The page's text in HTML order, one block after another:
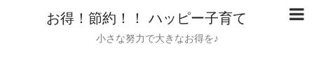
お得！節約！！ ハッピー子育て
小さな努力で大きなお得を♪